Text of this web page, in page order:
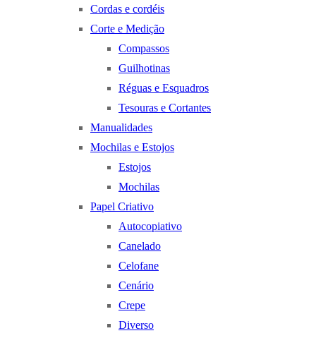
Cordas e cordéis
Corte e Medição
Compassos
Guilhotinas
Réguas e Esquadros
Tesouras e Cortantes
Manualidades
Mochilas e Estojos
Estojos
Mochilas
Papel Criativo
Autocopiativo
Canelado
Celofane
Cenário
Crepe
Diverso